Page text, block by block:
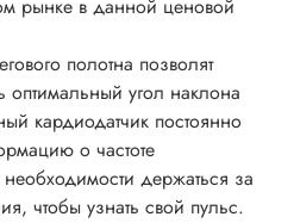
рынке в данной ценовой
полотна позволят
оптимальный угол наклона
кардиодатчик постоянно
о частоте
держаться за
чтобы узнать свой пульс.